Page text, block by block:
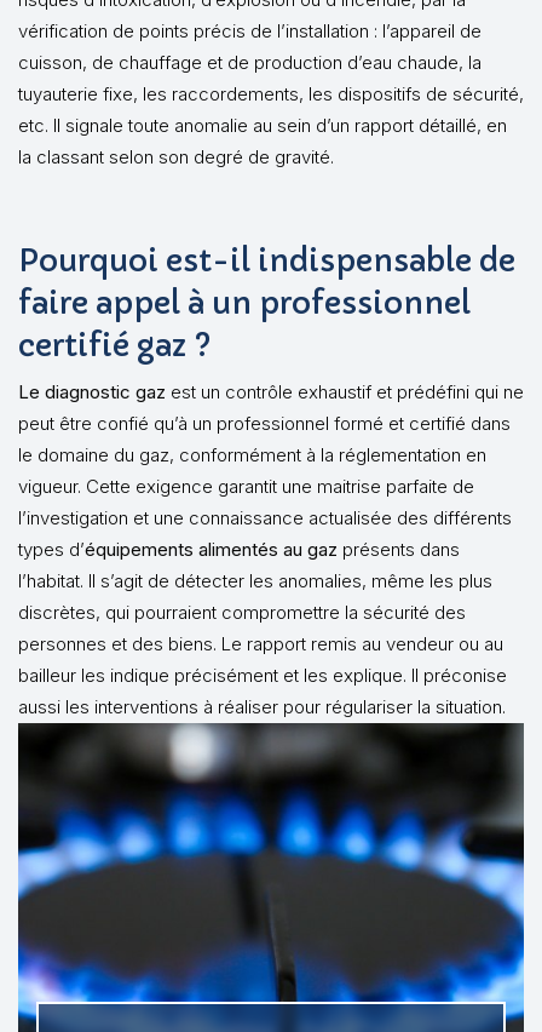
vérification de points précis de l’installation : l’appareil de
cuisson, de chauffage et de production d’eau chaude, la
tuyauterie fixe, les raccordements, les dispositifs de sécurité,
etc. Il signale toute anomalie au sein d’un rapport détaillé, en
la classant selon son degré de gravité.
Pourquoi est-il indispensable de
faire appel à un professionnel
certifié gaz ?
Le diagnostic gaz est un contrôle exhaustif et prédéfini qui ne
peut être confié qu’à un professionnel formé et certifié dans
le domaine du gaz, conformément à la réglementation en
vigueur. Cette exigence garantit une maitrise parfaite de
l’investigation et une connaissance actualisée des différents
types d’équipements alimentés au gaz présents dans
l’habitat. Il s’agit de détecter les anomalies, même les plus
discrètes, qui pourraient compromettre la sécurité des
personnes et des biens. Le rapport remis au vendeur ou au
bailleur les indique précisément et les explique. Il préconise
aussi les interventions à réaliser pour régulariser la situation.